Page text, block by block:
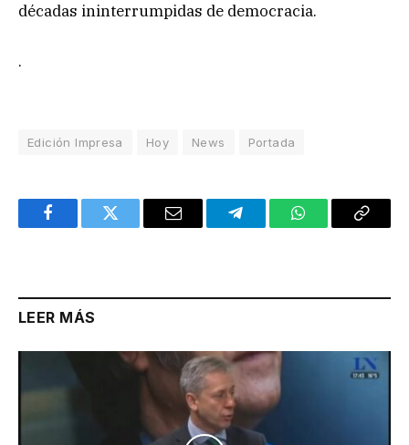
décadas ininterrumpidas de democracia.
.
Edición Impresa Hoy News Portada
FacebookTwitter Email TelegramWhatsAppCopy
LEER MÁS